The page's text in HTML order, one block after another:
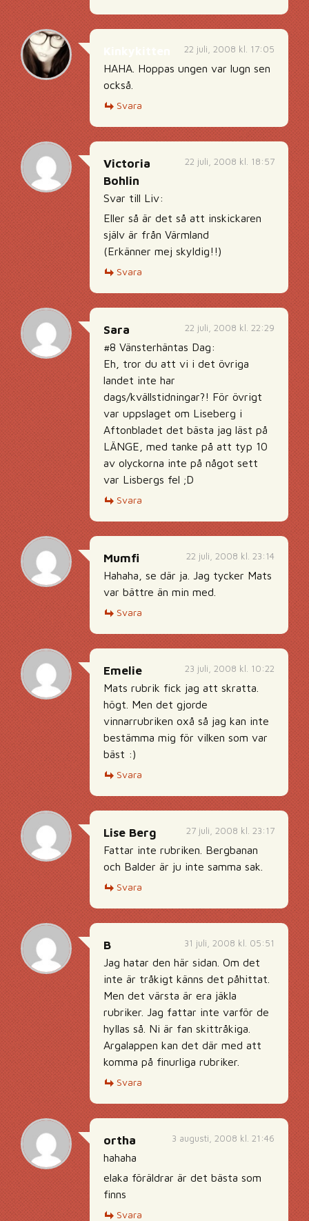
22 juli, 2008 kl. 17:05
HAHA. Hoppas ungen var lugn sen
också.
Svara
22 juli, 2008 kl. 18:57
Victoria
Bohlin
Svar till Liv:
Eller så är det så att inskickaren
själv är från Värmland
(Erkänner mej skyldig!!)
Svara
22 juli, 2008 kl. 22:29
Sara
#8 Vänsterhäntas Dag:
Eh, tror du att vi i det övriga
landet inte har
dags/kvällstidningar?! För övrigt
var uppslaget om Liseberg i
Aftonbladet det bästa jag läst på
LÄNGE, med tanke på att typ 10
av olyckorna inte på något sett
var Lisbergs fel ;D
Svara
22 juli, 2008 kl. 23:14
Mumfi
Hahaha, se där ja. Jag tycker Mats
var bättre än min med.
Svara
23 juli, 2008 kl. 10:22
Emelie
Mats rubrik fick jag att skratta.
högt. Men det gjorde
vinnarrubriken oxå så jag kan inte
bestämma mig för vilken som var
bäst :)
Svara
27 juli, 2008 kl. 23:17
Lise Berg
Fattar inte rubriken. Bergbanan
och Balder är ju inte samma sak.
Svara
31 juli, 2008 kl. 05:51
B
Jag hatar den här sidan. Om det
inte är tråkigt känns det påhittat.
Men det värsta är era jäkla
rubriker. Jag fattar inte varför de
hyllas så. Ni är fan skittråkiga.
Argalappen kan det där med att
komma på finurliga rubriker.
Svara
3 augusti, 2008 kl. 21:46
ortha
hahaha
elaka föräldrar är det bästa som
finns
Svara